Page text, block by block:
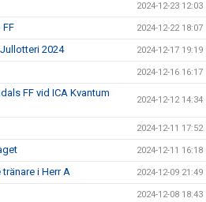
2024-12-23 12:03
FF 2024-12-22 18:07
2024 2024-12-17 19:19
2024-12-16 16:17
FF vid ICA Kvantum
2024-12-12 14:34
2024-12-11 17:52
2024-12-11 16:18
i Herr A 2024-12-09 21:49
2024-12-08 18:43